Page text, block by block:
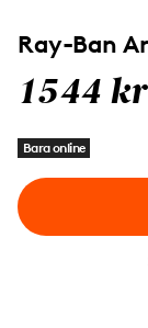
Ray-Ban
1544 kr
Bara online